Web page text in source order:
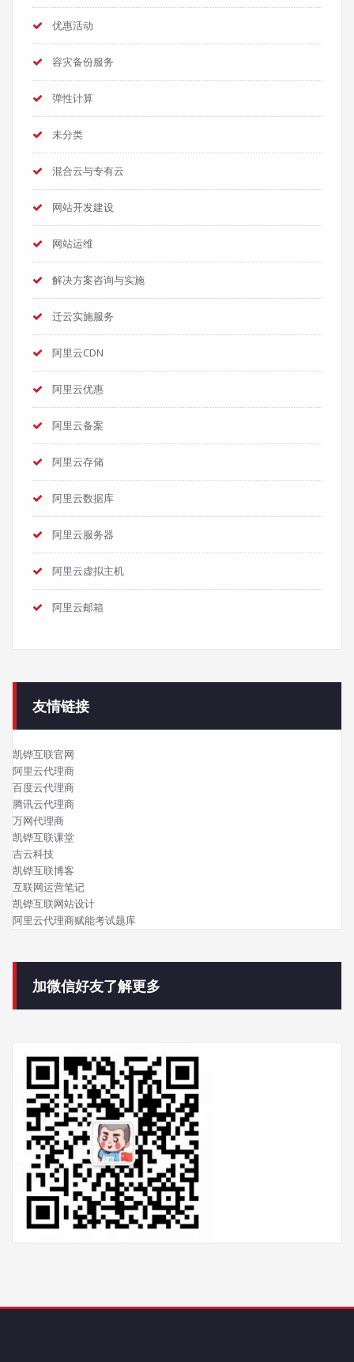
优惠活动
容灾备份服务
弹性计算
未分类
混合云与专有云
网站开发建设
网站运维
解决方案咨询与实施
迁云实施服务
阿里云CDN
阿里云优惠
阿里云备案
阿里云存储
阿里云数据库
阿里云服务器
阿里云虚拟主机
阿里云邮箱
友情链接
凯铧互联官网
阿里云代理商
百度云代理商
腾讯云代理商
万网代理商
凯铧互联课堂
吉云科技
凯铧互联博客
互联网运营笔记
凯铧互联网站设计
阿里云代理商赋能考试题库
加微信好友了解更多